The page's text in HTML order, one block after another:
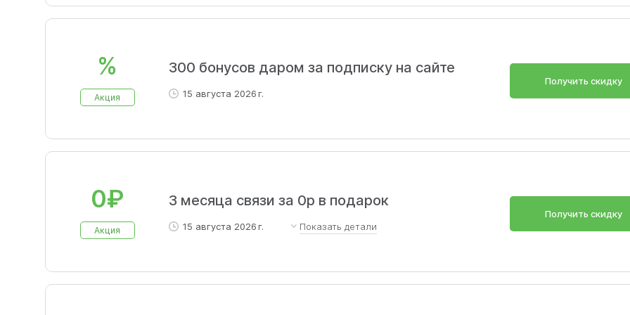
%
Акция
300 бонусов даром за подписку на сайте
15 августа 2026 г.
Получить скидку
0₽
Акция
3 месяца связи за 0р в подарок
15 августа 2026 г. Показать детали
Получить скидку
При покупке любого мобильного устройства, поддерживающего SIM-карту, с
доставкой на указанный адрес, вы получите 3 месяца бесплатной мобильной